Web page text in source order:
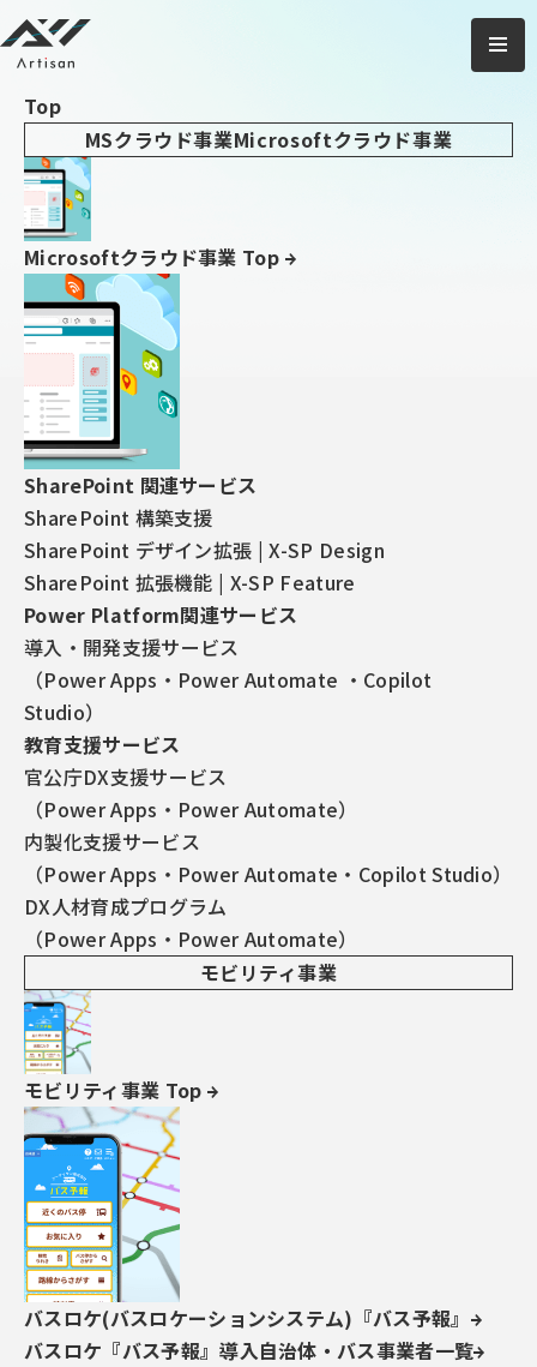
アーティサン株式会社
ご相談・
お問い合わせ
Top
MSクラウド事業Microsoftクラウド事業
Microsoftクラウド事業 Top
SharePoint 関連サービス
SharePoint 構築支援
SharePoint デザイン拡張 | X-SP Design
SharePoint 拡張機能 | X-SP Feature
Power Platform関連サービス
導入・開発支援サービス
（Power Apps・Power Automate ・Copilot
Studio）
教育支援サービス
官公庁DX支援サービス
（Power Apps・Power Automate）
内製化支援サービス
（Power Apps・Power Automate・Copilot Studio）
DX人材育成プログラム
（Power Apps・Power Automate）
モビリティ事業
モビリティ事業 Top
バスロケ(バスロケーションシステム)『バス予報』
バスロケ『バス予報』導入自治体・バス事業者一覧
TOP
【新機能紹介】SharePoint：サイトのブランド化ってな
に？
2026/06/12 SharePoint
【新機能紹介】SharePoint：サ
イトのブランド化ってなに？
小刀稱 知哉 ことね ともや
得意領域
SharePoint Power Platform全般
Copilot Studio
技術アドバイス・教育支援
Power PlatformやSharePointを中心に設計・開発・ア
ドバイス・教育まで幅広く担当しています。内製化をご
希望の場合はお気軽にお問い合わせください！
2025 Microsoft MVP（Power Apps・Power Auto
mate）
2026 Microsoft MVP（SharePoint・Power Autom
ate）
保有資格
PL-200 PL-300
社員インタビューを読む →
著者のその他記事一覧を読む →